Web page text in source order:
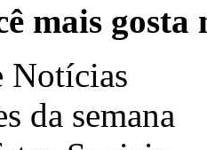
mais
Notícias
da semana